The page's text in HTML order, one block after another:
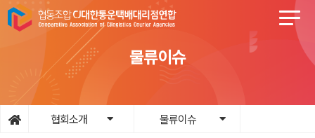
물류이슈
협회소개 물류이슈